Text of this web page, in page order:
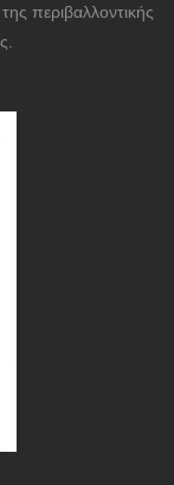
περιβαλλοντικής